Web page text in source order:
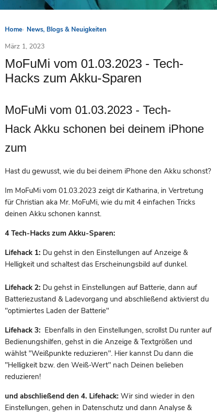
Home News, Blogs & Neuigkeiten
März 1, 2023
MoFuMi vom 01.03.2023 - Tech-
Hacks zum Akku-Sparen
MoFuMi vom 01.03.2023 - Tech-
Hack Akku schonen bei deinem iPhone
zum
Hast du gewusst, wie du bei deinem iPhone den Akku schonst?
Im MoFuMi vom 01.03.2023 zeigt dir Katharina, in Vertretung
für Christian aka Mr. MoFuMi, wie du mit 4 einfachen Tricks
deinen Akku schonen kannst.
4 Tech-Hacks zum Akku-Sparen:
Lifehack 1: Du gehst in den Einstellungen auf Anzeige &
Helligkeit und schaltest das Erscheinungsbild auf dunkel.
Lifehack 2: Du gehst in Einstellungen auf Batterie, dann auf
Batteriezustand & Ladevorgang und abschließend aktivierst du
"optimiertes Laden der Batterie"
Lifehack 3: Ebenfalls in den Einstellungen, scrollst Du runter auf
Bedienungshilfen, gehst in die Anzeige & Textgrößen und
wählst "Weißpunkte reduzieren". Hier kannst Du dann die
"Helligkeit bzw. den Weiß-Wert" nach Deinen belieben
reduzieren!
und abschließend den 4. Lifehack: Wir sind wieder in den
Einstellungen, gehen in Datenschutz und dann Analyse &